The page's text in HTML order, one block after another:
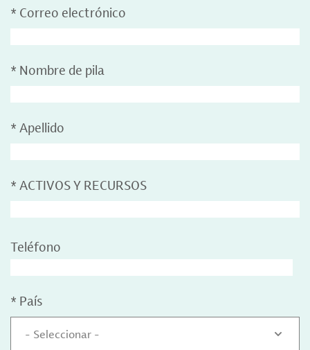
* Correo electrónico
* Nombre de pila
* Apellido
* ACTIVOS Y RECURSOS
Teléfono
* País
- Seleccionar -